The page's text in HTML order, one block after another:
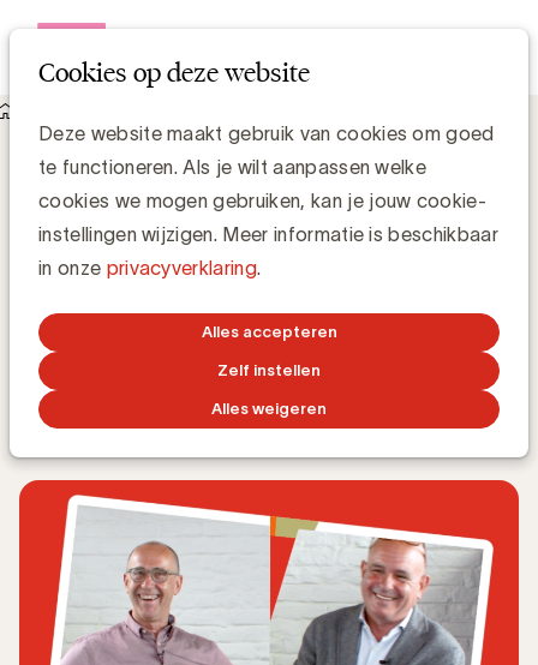
Cookies op deze website
Deze website maakt gebruik van cookies om goed
te functioneren. Als je wilt aanpassen welke
cookies we mogen gebruiken, kan je jouw cookie-
instellingen wijzigen. Meer informatie is beschikbaar
in onze privacyverklaring.
Alles accepteren
Zelf instellen
Alles weigeren
Advertiser & Agency. A love story? met Frederik
Vandermersch (VLAM) en Klaas Fremaut (FOCUS
ADVERTISING)
Advertiser & Agency. A love story? met
Frederik Vandermersch (VLAM) en
Klaas Fremaut (FOCUS ADVERTISING)
Anne-Sophie Vilain
19 OKTOBER 2020